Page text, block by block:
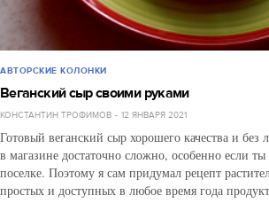
АВТОРСКИЕ КОЛОНКИ
Веганский сыр своими руками
КОНСТАНТИН ТРОФИМОВ 12 ЯНВАРЯ 2021
Готовый веганский сыр хорошего качества и
в магазине достаточно сложно, особенно если
поселке. Поэтому я сам придумал рецепт
простых и доступных в любое время года